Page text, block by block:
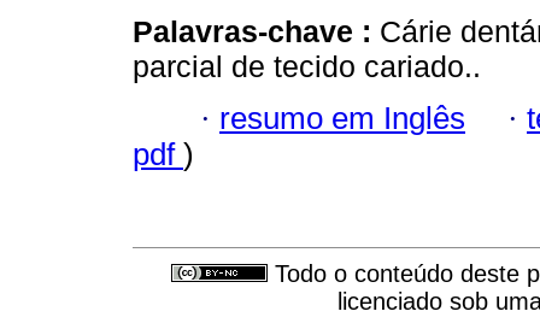
Palavras-chave : Cárie
parcial de tecido cariado..
· resumo em Inglês ·
pdf )
Todo o conteúdo deste
licenciado sob